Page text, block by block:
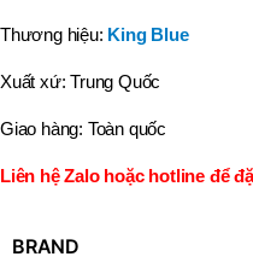
Thương hiệu: King Blue
Xuất xứ: Trung Quốc
Giao hàng: Toàn quốc
Liên hệ Zalo hoặc hotline để
BRAND